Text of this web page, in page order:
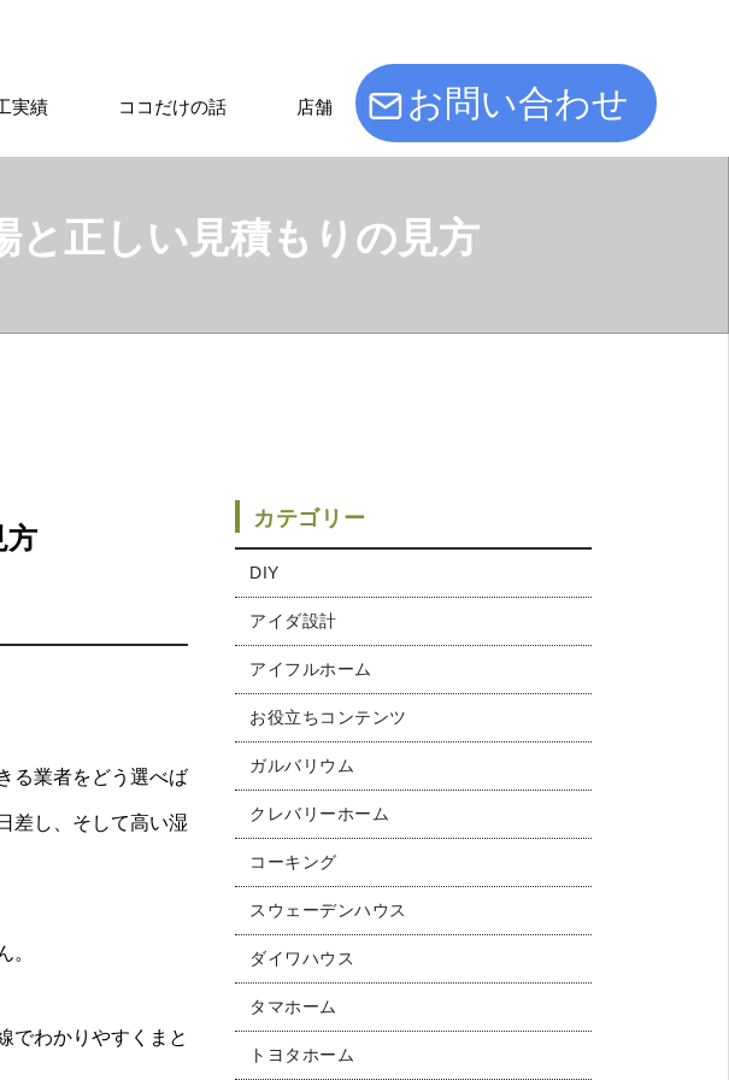
実績 ココだけの話 店舗 お問い合わせ
と正しい見積もりの見方
方
る業者をどう選べば
差し、そして高い湿
。
でわかりやすくまと
カテゴリー
DIY
アイダ設計
アイフルホーム
お役立ちコンテンツ
ガルバリウム
クレバリーホーム
コーキング
スウェーデンハウス
ダイワハウス
タマホーム
トヨタホーム